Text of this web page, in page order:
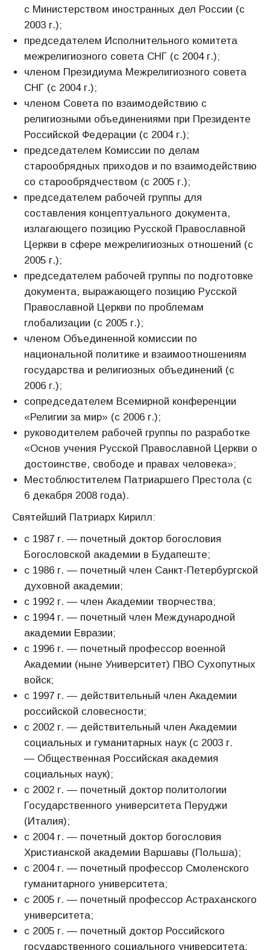
с Министерством иностранных дел России (с
2003 г.);
председателем Исполнительного комитета
межрелигиозного совета СНГ (с 2004 г.);
членом Президиума Межрелигиозного совета
СНГ (с 2004 г.);
членом Совета по взаимодействию с
религиозными объединениями при Президенте
Российской Федерации (с 2004 г.);
председателем Комиссии по делам
старообрядных приходов и по взаимодействию
со старообрядчеством (с 2005 г.);
председателем рабочей группы для
составления концептуального документа,
излагающего позицию Русской Православной
Церкви в сфере межрелигиозных отношений (с
2005 г.);
председателем рабочей группы по подготовке
документа, выражающего позицию Русской
Православной Церкви по проблемам
глобализации (с 2005 г.);
членом Объединенной комиссии по
национальной политике и взаимоотношениям
государства и религиозных объединений (с
2006 г.);
сопредседателем Всемирной конференции
«Религии за мир» (с 2006 г.);
руководителем рабочей группы по разработке
«Основ учения Русской Православной Церкви о
достоинстве, свободе и правах человека»;
Местоблюстителем Патриаршего Престола (с
6 декабря 2008 года).
Святейший Патриарх Кирилл:
с 1987 г. — почетный доктор богословия
Богословской академии в Будапеште;
с 1986 г. — почетный член Санкт-Петербургской
духовной академии;
с 1992 г. — член Академии творчества;
с 1994 г. — почетный член Международной
академии Евразии;
с 1996 г. — почетный профессор военной
Академии (ныне Университет) ПВО Сухопутных
войск;
с 1997 г. — действительный член Академии
российской словесности;
с 2002 г. — действительный член Академии
социальных и гуманитарных наук (с 2003 г.
— Общественная Российская академия
социальных наук);
с 2002 г. — почетный доктор политологии
Государственного университета Перуджи
(Италия);
с 2004 г. — почетный доктор богословия
Христианской академии Варшавы (Польша);
с 2004 г. — почетный профессор Смоленского
гуманитарного университета;
с 2005 г. — почетный профессор Астраханского
университета;
с 2005 г. — почетный доктор Российского
государственного социального университета;